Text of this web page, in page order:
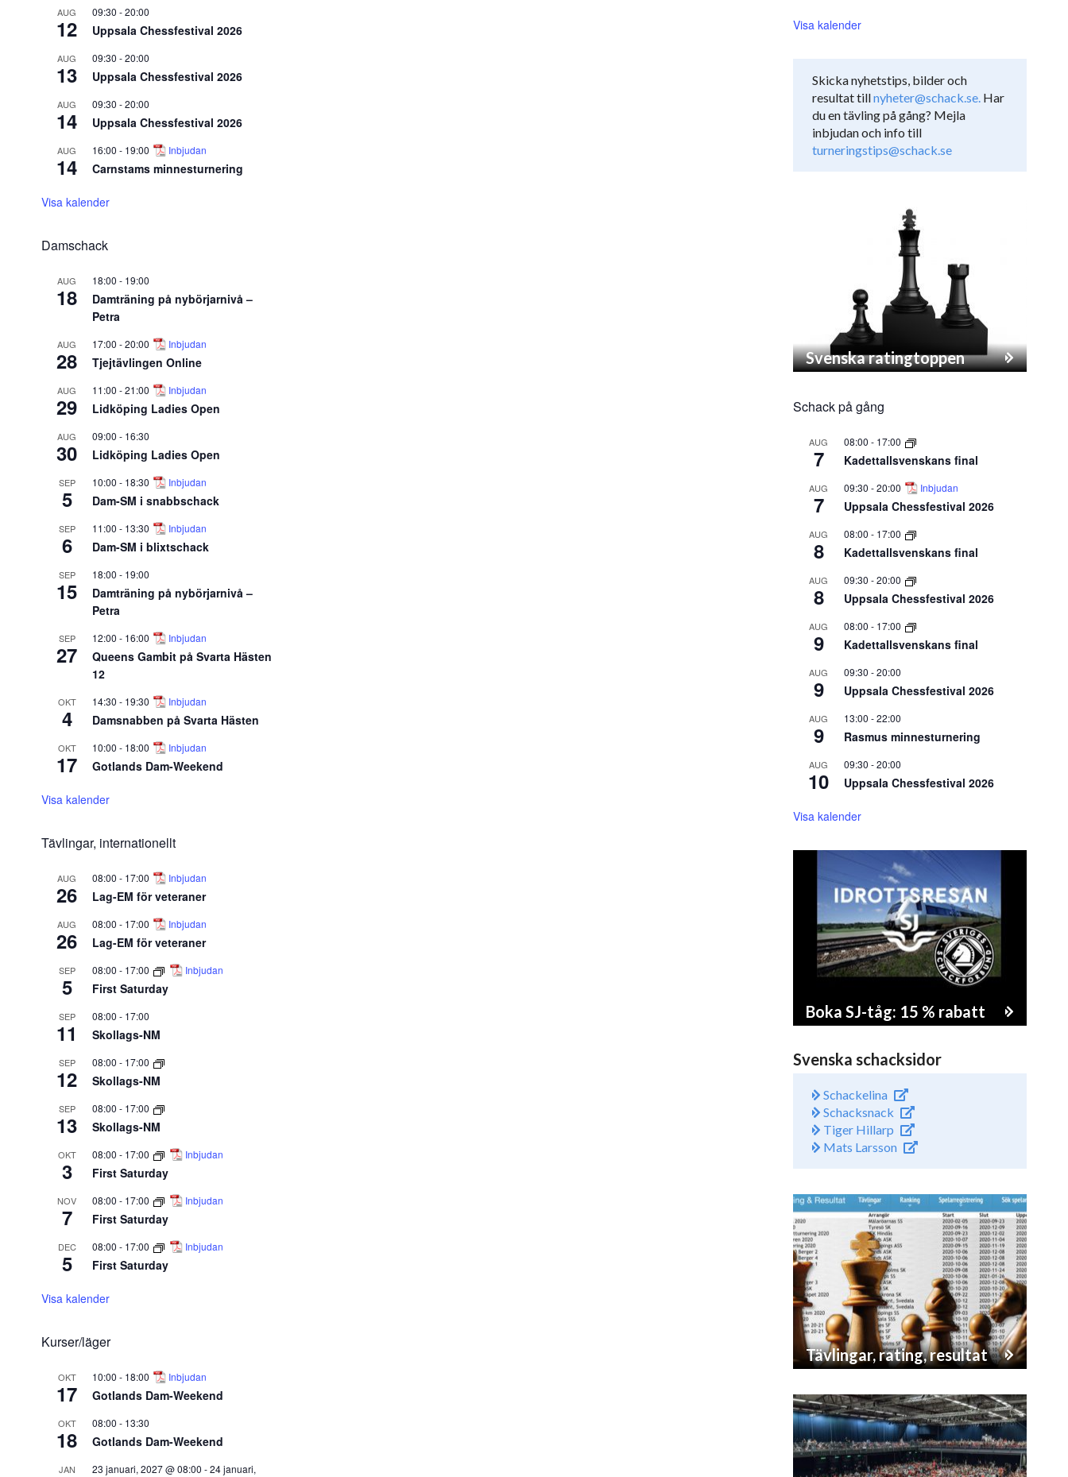
AUG
12
09:30 -20:00
Uppsala Chessfestival 2026
AUG
13
09:30 -20:00
Uppsala Chessfestival 2026
AUG
14
09:30 -20:00
Uppsala Chessfestival 2026
AUG
14
16:00 - 19:00 Inbjudan
Carnstams minnesturnering
Visa kalender
Damschack
AUG
18
18:00 - 19:00
Damträning på nybörjarnivå –
Petra
AUG
28
17:00 -20:00 Inbjudan
Tjejtävlingen Online
AUG
29
11:00 -21:00 Inbjudan
Lidköping Ladies Open
AUG
30
09:00 - 16:30
Lidköping Ladies Open
SEP
5
10:00 - 18:30 Inbjudan
Dam-SM i snabbschack
SEP
6
11:00 - 13:30 Inbjudan
Dam-SM i blixtschack
SEP
15
18:00 - 19:00
Damträning på nybörjarnivå –
Petra
SEP
27
12:00 - 16:00 Inbjudan
Queens Gambit på Svarta Hästen
12
OKT
4
14:30 - 19:30 Inbjudan
Damsnabben på Svarta Hästen
OKT
17
10:00 - 18:00 Inbjudan
Gotlands Dam-Weekend
Visa kalender
Tävlingar, internationellt
AUG
26
08:00 - 17:00 Inbjudan
Lag-EM för veteraner
AUG
26
08:00 - 17:00 Inbjudan
Lag-EM för veteraner
SEP
5
08:00 - 17:00 Inbjudan
First Saturday
SEP
11
08:00 - 17:00
Skollags-NM
SEP
12
08:00 - 17:00
Skollags-NM
SEP
13
08:00 - 17:00
Skollags-NM
OKT
3
08:00 - 17:00 Inbjudan
First Saturday
NOV
7
08:00 - 17:00 Inbjudan
First Saturday
DEC
5
08:00 - 17:00 Inbjudan
First Saturday
Visa kalender
Kurser/läger
OKT
17
10:00 - 18:00 Inbjudan
Gotlands Dam-Weekend
OKT
18
08:00 - 13:30
Gotlands Dam-Weekend
JAN 23 januari, 2027 @ 08:00 -24 januari,
Visa kalender
Skicka nyhetstips, bilder och
resultat tillnyheter@schack.se. Har
du en tävling på gång? Mejla
inbjudan och info till
turneringstips@schack.se
Svenska ratingtoppen
Schack på gång
AUG
7
08:00 - 17:00
Kadettallsvenskans final
AUG
7
09:30 -20:00 Inbjudan
Uppsala Chessfestival 2026
AUG
8
08:00 - 17:00
Kadettallsvenskans final
AUG
8
09:30 -20:00
Uppsala Chessfestival 2026
AUG
9
08:00 - 17:00
Kadettallsvenskans final
AUG
9
09:30 -20:00
Uppsala Chessfestival 2026
AUG
9
13:00 -22:00
Rasmus minnesturnering
AUG
10
09:30 -20:00
Uppsala Chessfestival 2026
Visa kalender
Boka SJ-tåg: 15 % rabatt
Svenska schacksidor
Schackelina
Schacksnack
Tiger Hillarp
Mats Larsson
Tävlingar, rating, resultat